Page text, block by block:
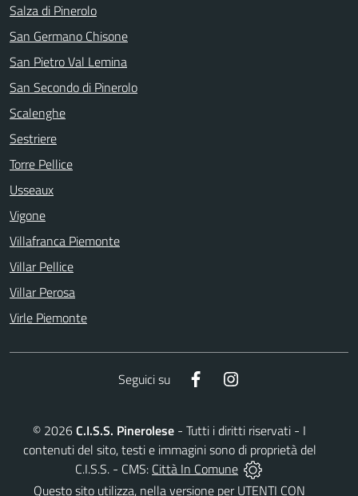
Salza di Pinerolo
San Germano Chisone
San Pietro Val Lemina
San Secondo di Pinerolo
Scalenghe
Sestriere
Torre Pellice
Usseaux
Vigone
Villafranca Piemonte
Villar Pellice
Villar Perosa
Virle Piemonte
Seguici su Facebook
© 2026C.I.S.S. Pinerolese - Tutti i diritti riservati - I
contenuti del sito, testi e immagini sono di proprietà del
C.I.S.S. - CMS: Città In Comune
Questo sito utilizza, nella versione per UTENTI CON